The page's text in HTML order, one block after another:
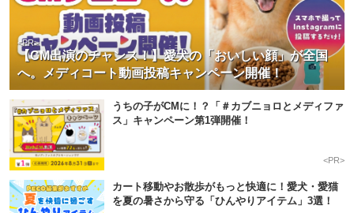
【CM出演のチャンス！】愛犬の「おいしい顔」が全国
へ。メディコート動画投稿キャンペーン開催！
<PR>
うちの子がCMに！？「＃カブニョロとメディファ
ス」キャンペーン第1弾開催！
<PR>
カート移動やお散歩がもっと快適に！愛犬・愛猫
を夏の暑さから守る「ひんやりアイテム」3選！